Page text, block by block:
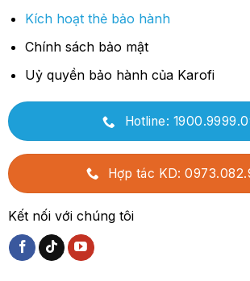
Kích hoạt thẻ bảo hành
Chính sách bảo mật
Uỷ quyền bảo hành của Karofi
Hotline:
Hợp tác KD:
Kết nối với chúng tôi